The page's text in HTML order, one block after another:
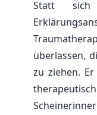
Statt
überlassen,
zu ziehen.